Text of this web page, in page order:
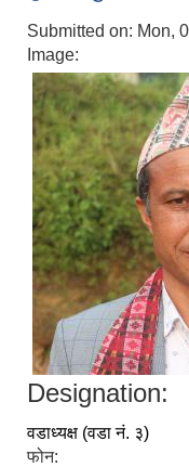
Submitted on: Mon,
Image:
Designation:
वडाध्यक्ष (वडा नं. ३)
फोन: